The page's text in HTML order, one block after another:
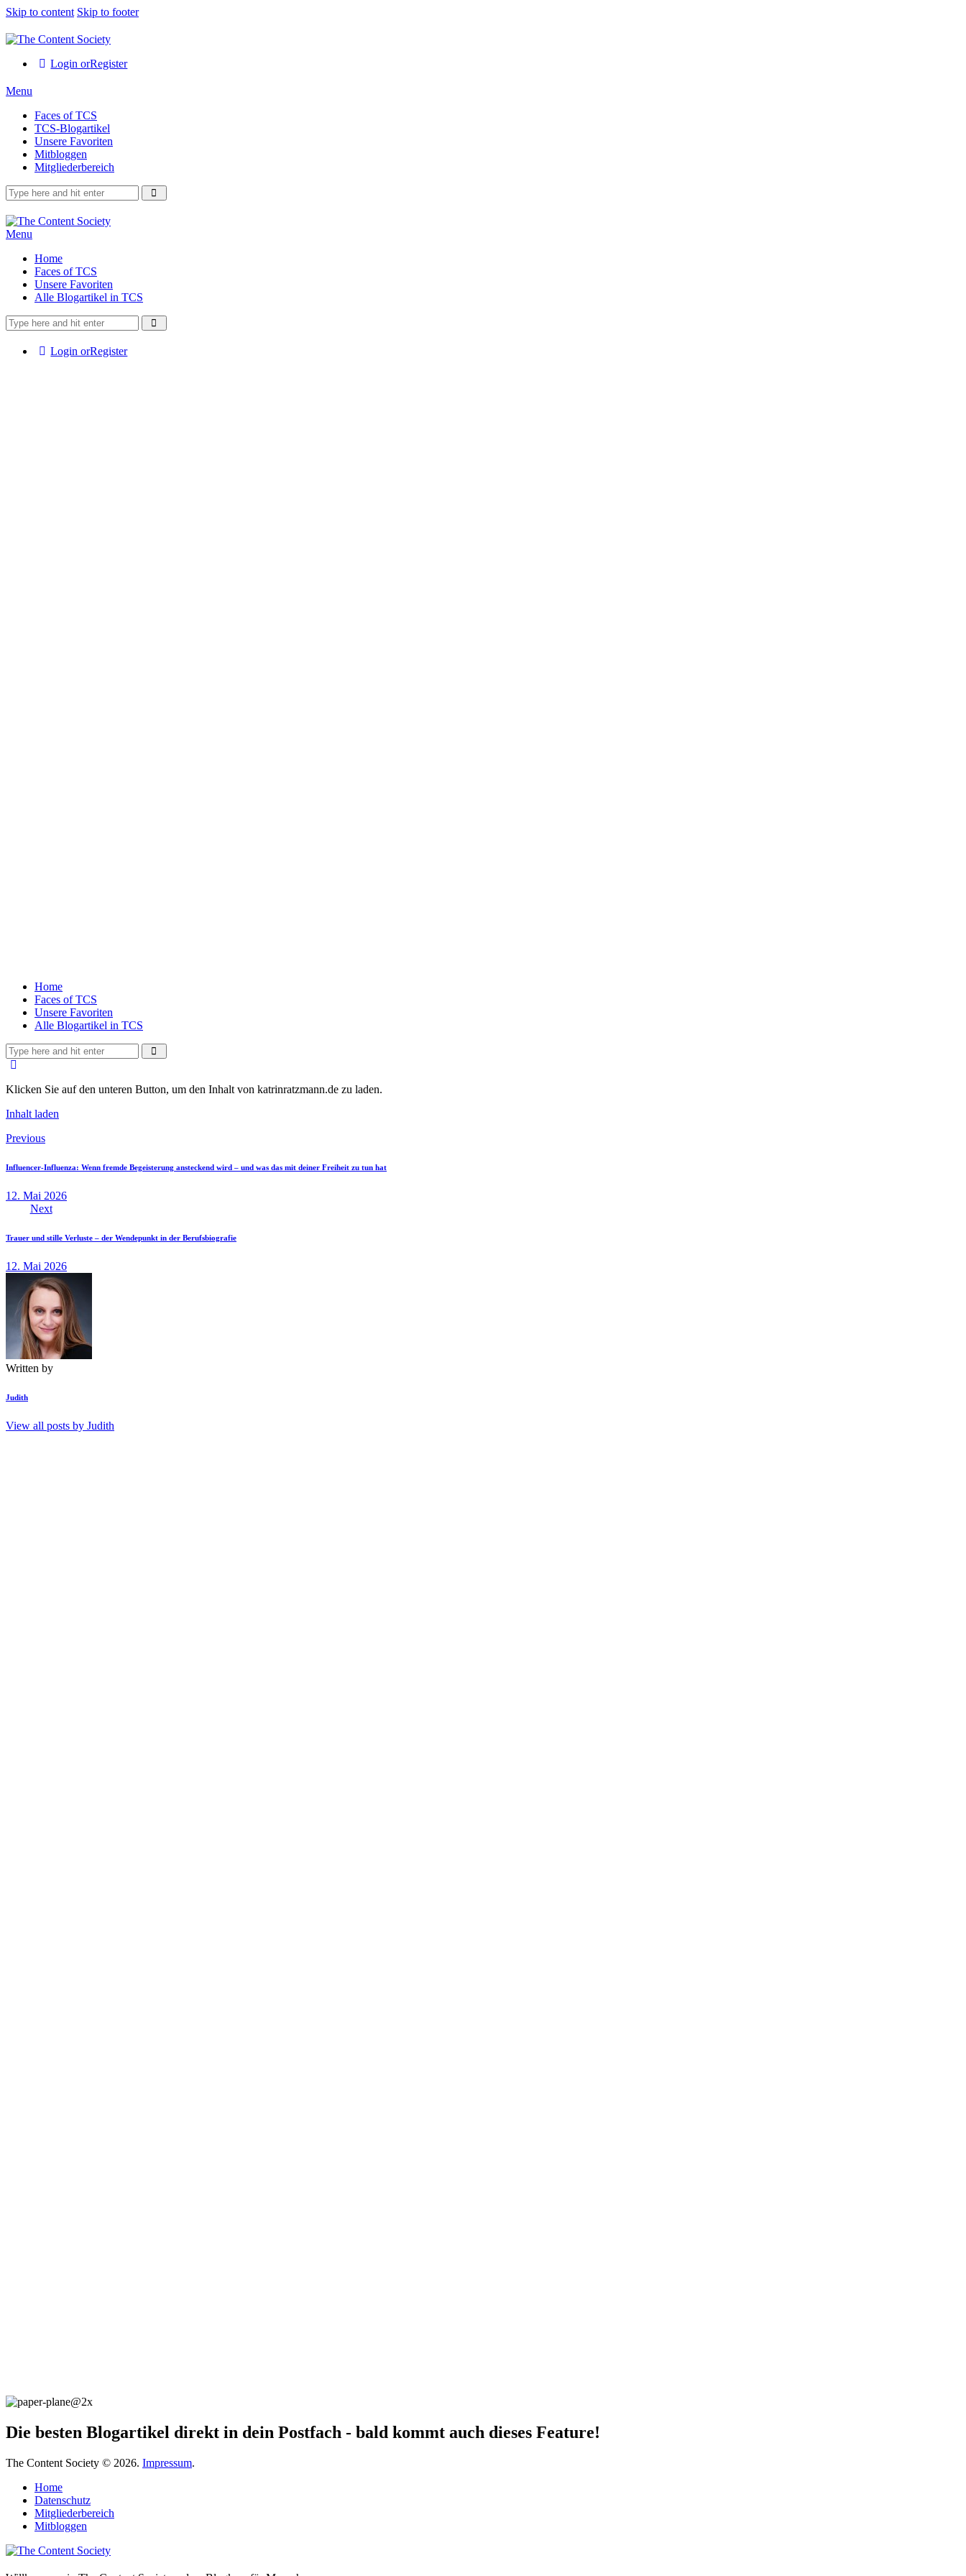
Skip to content Skip to footer
Login orRegister
Menu
Faces of TCS
TCS-Blogartikel
Unsere Favoriten
Mitbloggen
Mitgliederbereich
Menu
Home
Faces of TCS
Unsere Favoriten
Alle Blogartikel in TCS
Login orRegister
Home
Faces of TCS
Unsere Favoriten
Alle Blogartikel in TCS
Klicken Sie auf den unteren Button, um den Inhalt von katrinratzmann.de zu laden.
Inhalt laden
Beitragsnavigation
Previous
Influencer-Influenza: Wenn fremde Begeisterung ansteckend wird – und was das mit deiner Freiheit zu tun hat
12. Mai 2026
Next
Trauer und stille Verluste – der Wendepunkt in der Berufsbiografie
12. Mai 2026
Written by
Judith
View all posts by Judith
Die besten Blogartikel direkt in dein Postfach - bald kommt auch dieses Feature!
The Content Society © 2026. Impressum.
Home
Datenschutz
Mitgliederbereich
Mitbloggen